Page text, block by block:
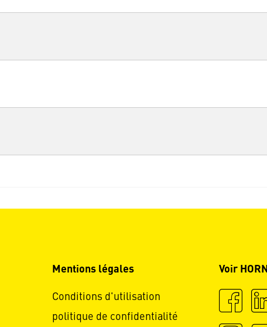
Mentions légales
Conditions d'utilisation
politique de confidentialité
Voir HORN